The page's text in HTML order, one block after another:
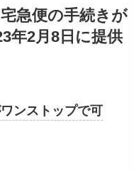
急便の手続きが
年2月8日に提供
ンストップで可